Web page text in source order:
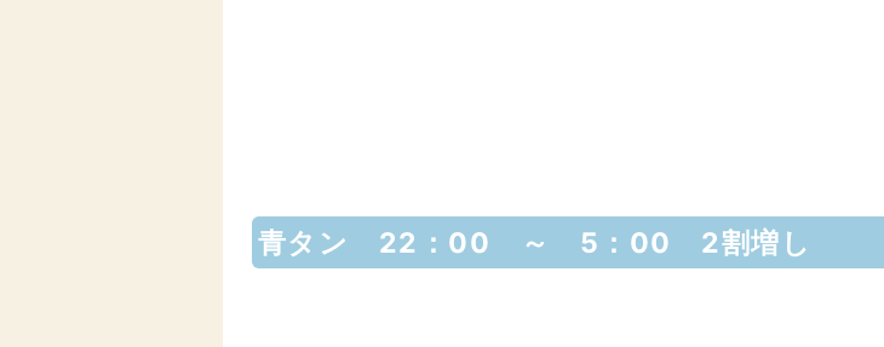
青タン 22：00 ～ 5：00 2割増し